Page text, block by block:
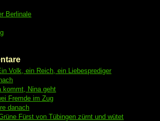
Berlinale
Volk, ein Reich, ein Liebesprediger
kommt, Nina geht
Fremde im Zug
danach
Fürst von Tübingen zürnt und wütet